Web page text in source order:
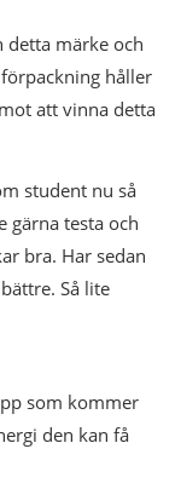
detta märke och
håller
att vinna detta
student nu så
gärna testa och
bra. Har sedan
Så lite
som kommer
den kan få